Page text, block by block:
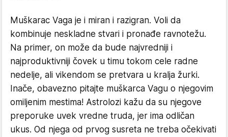
Muškarac Vaga je i miran i razigran. Voli da
kombinuje neskladne stvari i pronađe ravnotežu.
Na primer, on može da bude najvredniji i
najproduktivniji čovek u timu tokom cele radne
nedelje, ali vikendom se pretvara u kralja žurki.
Inače, obavezno pitajte muškarca Vagu o njegovim
omiljenim mestima! Astrolozi kažu da su njegove
preporuke uvek vredne truda, jer ima odličan
ukus. Od njega od prvog susreta ne treba očekivati